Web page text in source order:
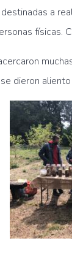
a
físicas.
dieron